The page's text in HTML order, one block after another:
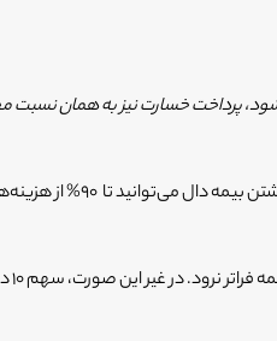
شود، پرداخت خسارت نیز به همان
هزینه‌های بازسازی را پوشش دهید.
از تسهیلات ویژه، به‌صورت اقساطی قابل پرداخت خواهد بود.